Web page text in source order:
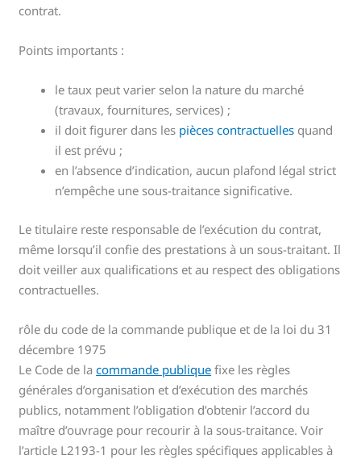
contrat.
Points importants :
le taux peut varier selon la nature du marché
(travaux, fournitures, services) ;
il doit figurer dans les pièces contractuelles quand
il est prévu ;
en l’absence d’indication, aucun plafond légal strict
n’empêche une sous-traitance significative.
Le titulaire reste responsable de l’exécution du contrat,
même lorsqu’il confie des prestations à un sous-traitant. Il
doit veiller aux qualifications et au respect des obligations
contractuelles.
rôle du code de la commande publique et de la loi du 31
décembre 1975
Le Code de lacommande publique fixe les règles
générales d’organisation et d’exécution des marchés
publics, notamment l’obligation d’obtenir l’accord du
maître d’ouvrage pour recourir à la sous-traitance. Voir
l’article L2193-1 pour les règles spécifiques applicables à